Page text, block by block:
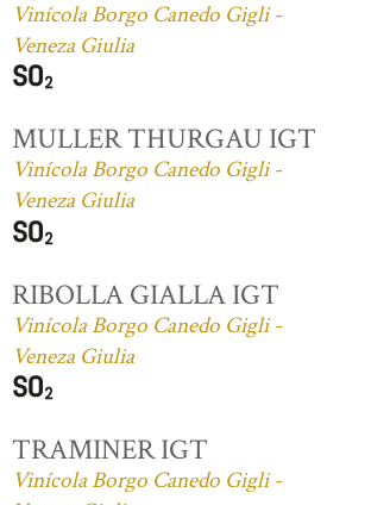
Vinícola Borgo Canedo Gigli -
Veneza Giulia
MULLER THURGAU IGT
Vinícola Borgo Canedo Gigli -
Veneza Giulia
RIBOLLA GIALLA IGT
Vinícola Borgo Canedo Gigli -
Veneza Giulia
TRAMINER IGT
Vinícola Borgo Canedo Gigli -